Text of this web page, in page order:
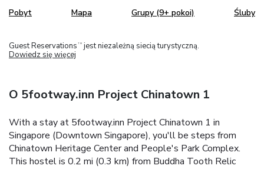
Pobyt Mapa Grupy (9+ pokoi) Śluby
Guest Reservations TM jest niezależną siecią turystyczną.
Dowiedz się więcej
O 5footway.inn Project Chinatown 1
With a stay at 5footway.inn Project Chinatown 1 in
Singapore (Downtown Singapore), you'll be steps from
Chinatown Heritage Center and People's Park Complex.
This hostel is 0.2 mi (0.3 km) from Buddha Tooth Relic